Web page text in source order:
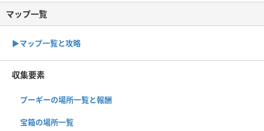
マップ一覧
▶︎マップ一覧と攻略
収集要素
プーギーの場所一覧と報酬
宝箱の場所一覧